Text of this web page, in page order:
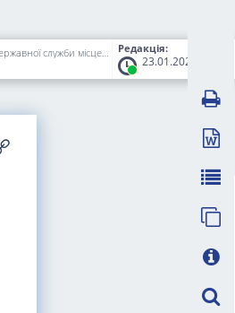
Редакція:
23.01.2026
Про затвердження розподілу повноважень територіальних органів Національного агентства України з питань державної служби щодо погодження результатів класифікації посад державної служби місцевих державних (військових) адміністрацій